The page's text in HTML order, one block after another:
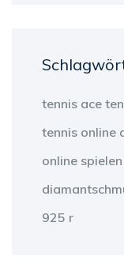
tennis ace
tennis online
online spielen
925 r